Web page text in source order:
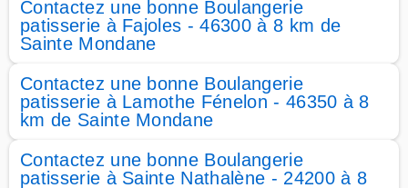
Contactez une bonne Boulangerie
patisserie à Fajoles - 46300 à 8 km de
Sainte Mondane
Contactez une bonne Boulangerie
patisserie à Lamothe Fénelon - 46350 à 8
km de Sainte Mondane
Contactez une bonne Boulangerie
patisserie à Sainte Nathalène - 24200 à 8